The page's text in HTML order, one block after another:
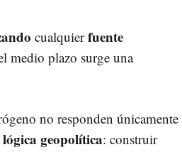
cualquierfuente
medio plazo surge una
no responden únicamente
lógica geopolítica: construir